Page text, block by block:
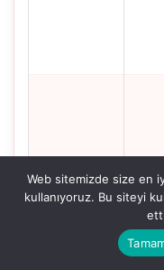
Çözümleyici,
Programcı,
Web sitemizde size en
kullanıyoruz. Bu siteyi